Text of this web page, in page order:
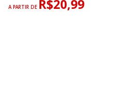
A PARTIR DE R$20,99